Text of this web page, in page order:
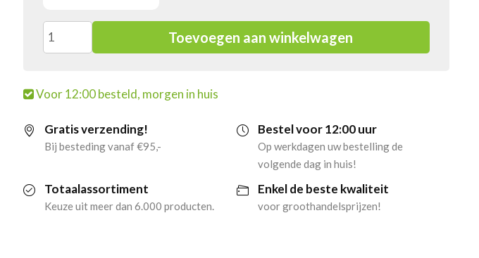
De
Roomboter
Gevulde
Toevoegen aan winkelwagen
Voor 12:00 besteld, morgen in huis
Gratis verzending!
Bij besteding vanaf €95,-
Bestel voor 12:00 uur
Op werkdagen uw bestelling de
volgende dag in huis!
Totaalassortiment
Keuze uit meer dan 6.000 producten.
Enkel de beste kwaliteit
voor groothandelsprijzen!